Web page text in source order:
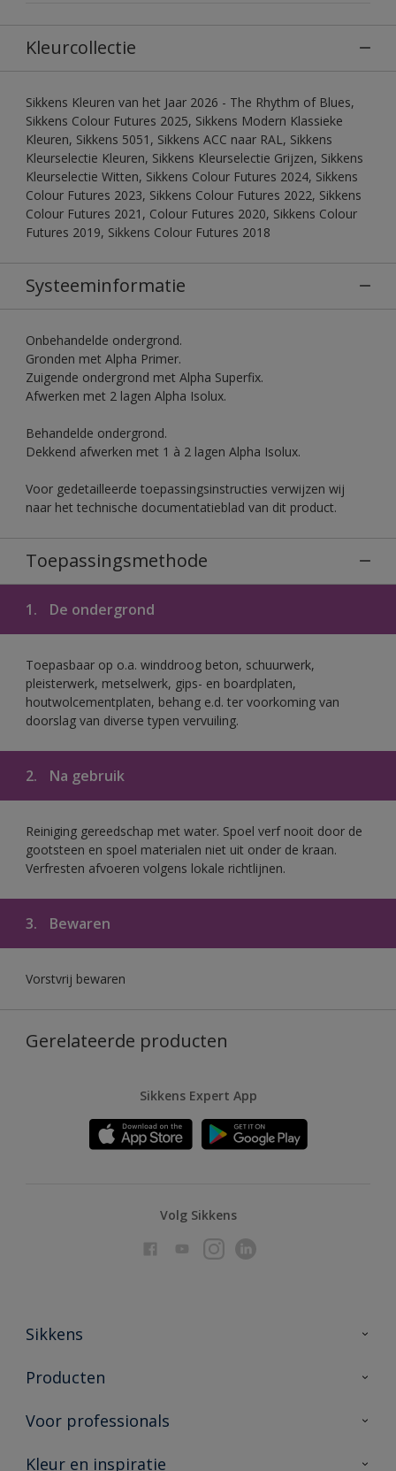
Kleurcollectie
Sikkens Kleuren van het Jaar 2026 - The Rhythm of Blues,
Sikkens Colour Futures 2025, Sikkens Modern Klassieke
Kleuren, Sikkens 5051, Sikkens ACC naar RAL, Sikkens
Kleurselectie Kleuren, Sikkens Kleurselectie Grijzen, Sikkens
Kleurselectie Witten, Sikkens Colour Futures 2024, Sikkens
Colour Futures 2023, Sikkens Colour Futures 2022, Sikkens
Colour Futures 2021, Colour Futures 2020, Sikkens Colour
Futures 2019, Sikkens Colour Futures 2018
Systeeminformatie
Onbehandelde ondergrond.
Gronden met Alpha Primer.
Zuigende ondergrond met Alpha Superfix.
Afwerken met 2 lagen Alpha Isolux.
Behandelde ondergrond.
Dekkend afwerken met 1 à 2 lagen Alpha Isolux.
Voor gedetailleerde toepassingsinstructies verwijzen wij
naar het technische documentatieblad van dit product.
Toepassingsmethode
1. De ondergrond
Toepasbaar op o.a. winddroog beton, schuurwerk,
pleisterwerk, metselwerk, gips- en boardplaten,
houtwolcementplaten, behang e.d. ter voorkoming van
doorslag van diverse typen vervuiling.
2. Na gebruik
Reiniging gereedschap met water. Spoel verf nooit door de
gootsteen en spoel materialen niet uit onder de kraan.
Verfresten afvoeren volgens lokale richtlijnen.
3. Bewaren
Vorstvrij bewaren
Gerelateerde producten
Sikkens Expert App
Volg Sikkens
Sikkens
Over Sikkens
Duurzaamheid
Producten
Producten voor binnen
Vind je verkooppunt
Voor professionals
Advies & service
Kleur en inspiratie